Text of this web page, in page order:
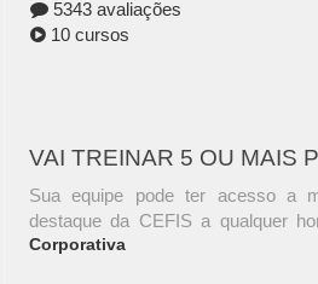
5343 avaliações
10 cursos
VAI TREINAR 5 OU MAIS
Sua equipe pode ter acesso a
destaque da CEFIS a qualquer
Corporativa